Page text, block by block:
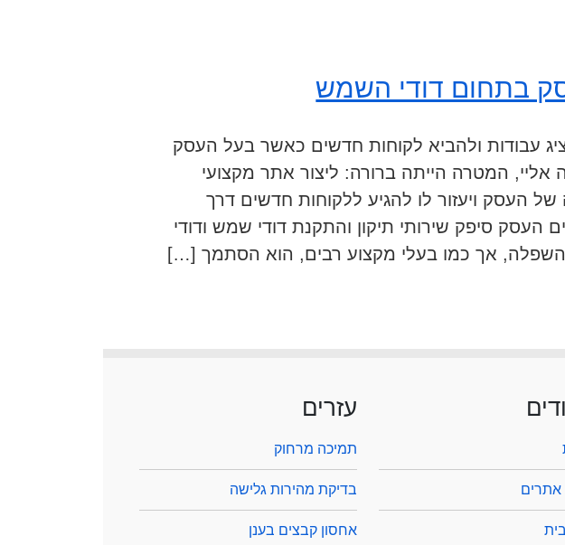
בתחום דודי השמש
עבודות ולהביא לקוחות חדשים כאשר בעל העסק
אליי, המטרה הייתה ברורה: ליצור אתר מקצועי
העסק ויעזור לו להגיע ללקוחות חדשים דרך
העסק סיפק שירותי תיקון והתקנת דודי שמש ודודי
אך כמו בעלי מקצוע רבים, הוא הסתמך […]
אתרים
עזרים
תמיכה מרחוק
בדיקת מהירות גלישה
אחסון קבצים בענן